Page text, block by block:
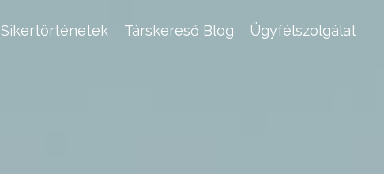
Sikertörténetek Társkereső Blog Ügyfélszolgálat